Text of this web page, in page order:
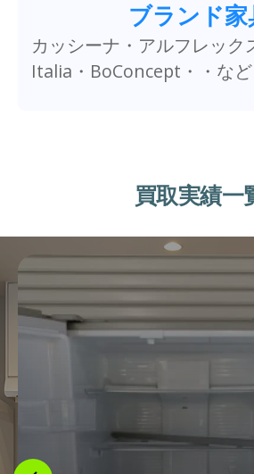
ブランド家
カッシーナ・アルフレック
Italia・BoConcept・・など
買取実績一